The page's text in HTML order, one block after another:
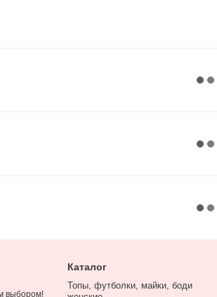
выбором!
Каталог
Топы, футболки, майки, боди